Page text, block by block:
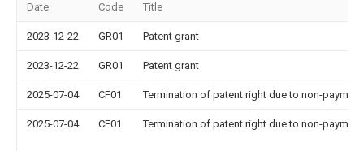
Date Code Title
2023-12-22 GR01 Patent grant
2023-12-22 GR01 Patent grant
2025-07-04 CF01 Termination of patent right due to non-
2025-07-04 CF01 Termination of patent right due to non-